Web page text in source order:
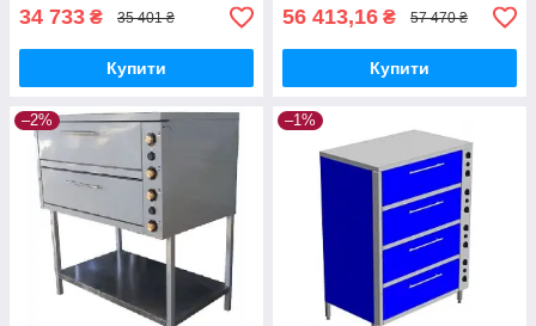
34 733 ₴ 35 401 ₴
Купити
56 413,16 ₴ 57 470 ₴
Купити
–2% –1%